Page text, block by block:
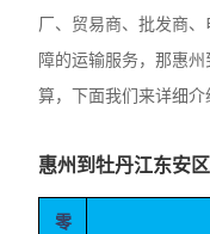
厂、贸易商、批发商
障的运输服务，那惠
算，下面我们来详细介
惠州到牡丹江东安
零